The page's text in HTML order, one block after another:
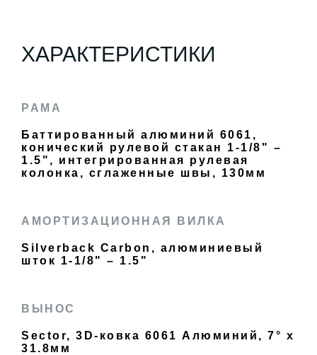
ХАРАКТЕРИСТИКИ
РАМА
Баттированный алюминий 6061,
конический рулевой стакан 1-1/8" –
1.5", интегрированная рулевая
колонка, сглаженные швы, 130мм
АМОРТИЗАЦИОННАЯ ВИЛКА
Silverback Carbon, алюминиевый
шток 1-1/8" – 1.5"
ВЫНОС
Sector, 3D-ковка 6061 Алюминий, 7° x
31.8мм